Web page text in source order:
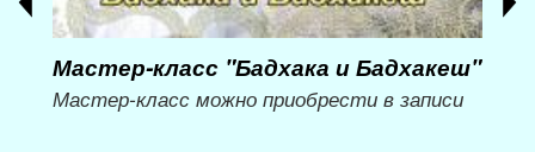
Мастер-класс "Бадхака и Бадхакеш"
Мастер-класс можно приобрести в записи